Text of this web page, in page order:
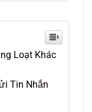
Loạt Khác
Tin Nhắn